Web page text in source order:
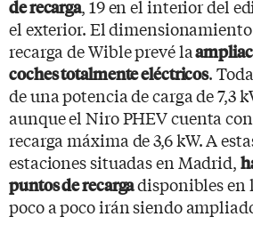
de recarga, 19 en el interior del
el exterior. El dimensionamiento
recarga de Wible prevé la
coches totalmente eléctricos.
de una potencia de carga de 7,3
aunque el Niro PHEV cuenta
recarga máxima de 3,6 kW. A
estaciones situadas en Madrid,
puntos de recargadisponibles en
poco a poco irán siendo